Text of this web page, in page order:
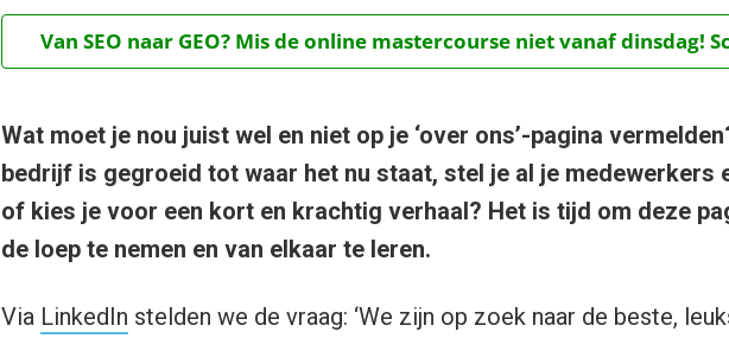
Van SEO naar GEO? Mis de online mastercourse niet vanaf dinsdag!
Wat moet je nou juist wel en niet op je ‘over ons’-pagina
bedrijf is gegroeid tot waar het nu staat, stel je al je medewerkers
of kies je voor een kort en krachtig verhaal? Het is tijd om deze
de loep te nemen en van elkaar te leren.
Via LinkedIn stelden we de vraag: ‘We zijn op zoek naar de beste,